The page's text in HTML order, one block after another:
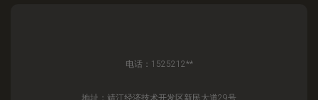
电话：1525212**
地址：靖江经济技术开发区新民大道29号